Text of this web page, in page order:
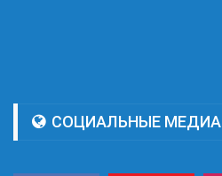
СОЦИАЛЬНЫЕ МЕДИА